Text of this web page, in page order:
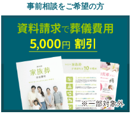
事前相談をご希望の方